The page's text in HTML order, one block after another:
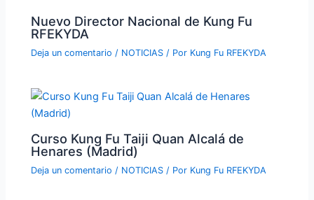
Nuevo Director Nacional de Kung Fu
RFEKYDA
Deja un comentario / NOTICIAS / Por Kung Fu RFEKYDA
Curso Kung Fu Taiji Quan Alcalá de
Henares (Madrid)
Deja un comentario / NOTICIAS / Por Kung Fu RFEKYDA